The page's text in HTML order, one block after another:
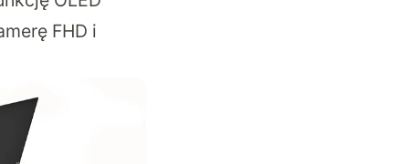
FHD i